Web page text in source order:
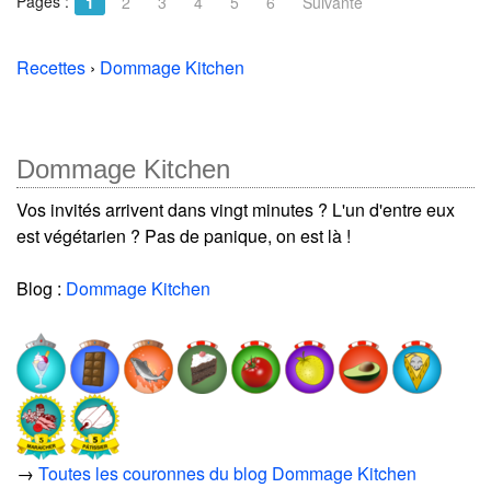
Recettes › Dommage Kitchen
Dommage Kitchen
Vos invités arrivent dans vingt minutes ? L'un d'entre eux
est végétarien ? Pas de panique, on est là !
Blog : Dommage Kitchen
→ Toutes les couronnes du blog Dommage Kitchen